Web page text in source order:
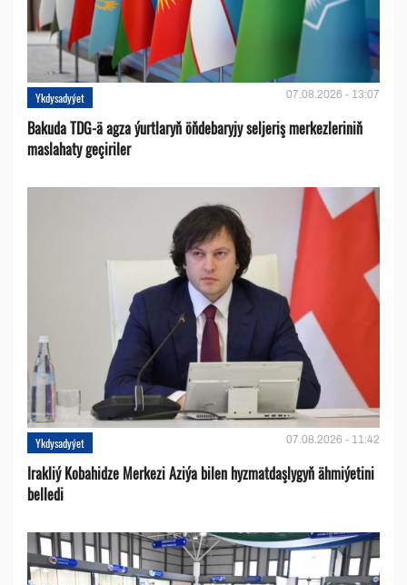
Ykdysadyýet 07.08.2026 - 13:07
Bakuda TDG-ä agza ýurtlaryň öňdebaryjy seljeriş merkezleriniň
maslahaty geçiriler
Ykdysadyýet 07.08.2026 - 11:42
Irakliý Kobahidze Merkezi Aziýa bilen hyzmatdaşlygyň ähmiýetini
belledi